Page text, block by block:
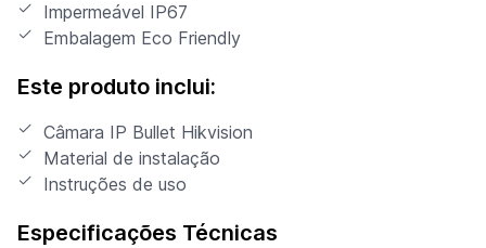
Impermeável IP67
Embalagem Eco Friendly
Este produto inclui:
Câmara IP Bullet Hikvision
Material de instalação
Instruções de uso
Especificações Técnicas